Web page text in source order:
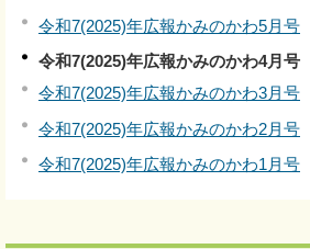
令和7(2025)年広報かみのかわ5月号
令和7(2025)年広報かみのかわ4月号
令和7(2025)年広報かみのかわ3月号
令和7(2025)年広報かみのかわ2月号
令和7(2025)年広報かみのかわ1月号